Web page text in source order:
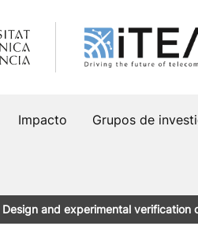
Impacto Grupos de
Design and experimental